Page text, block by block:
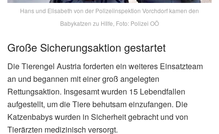
Hans und Elisabeth von der Polizeiinspektion Vorchdorf kamen den
Babykatzen zu HIlfe, Foto: Polizei OÖ
Große Sicherungsaktion gestartet
Die Tierengel Austria forderten ein weiteres Einsatzteam
an und begannen mit einer groß angelegten
Rettungsaktion. Insgesamt wurden 15 Lebendfallen
aufgestellt, um die Tiere behutsam einzufangen. Die
Katzenbabys wurden in Sicherheit gebracht und von
Tierärzten medizinisch versorgt.